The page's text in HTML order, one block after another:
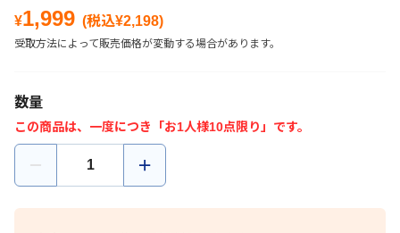
¥1,999 (税込¥2,198)
受取方法によって販売価格が変動する場合があります。
数量
この商品は、一度につき「お1人様10点限り」です。